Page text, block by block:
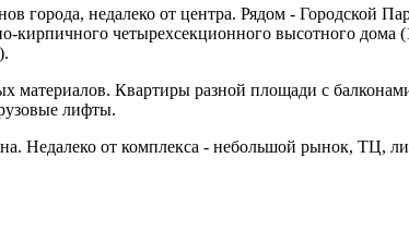
недалеко от центра. Рядом - Городской
четырехсекционного высотного дома
материалов. Квартиры разной площади с
лифты.
Недалеко от комплекса - небольшой рынок, ТЦ,